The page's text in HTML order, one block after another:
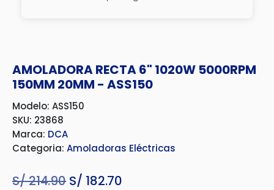
AMOLADORA RECTA 6" 1020W 5000RPM
150MM 20MM - ASS150
Modelo: ASS150
SKU: 23868
Marca: DCA
Categoria: Amoladoras Eléctricas
S/214.90 El
S/ 182.70